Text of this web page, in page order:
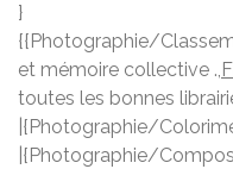
}
{{Photographie/
et mémoire collective .,
toutes les bonnes
|{Photographie/
|{Photographie/